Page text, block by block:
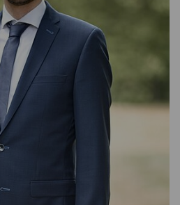
GLOBAL EQUITIES
MANAGEMENT